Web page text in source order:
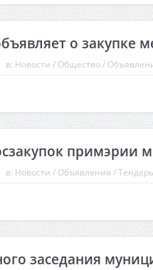
о закупке
в: Новости / Общество/
примэрии
в: Новости / Объявления /
заседания